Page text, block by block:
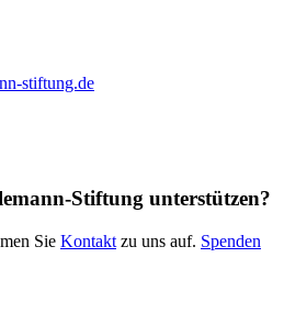
stiftung.de
Stiftung unterstützen?
Sie Kontakt zu uns auf. Spenden